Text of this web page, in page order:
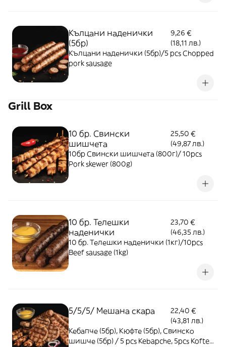
Кълцани наденички
(5бр)
9,26 €
(18,11 лв.)
Кълцани наденички (5бр)/5 pcs Chopped
pork sausage
Grill Box
10 бр. Свински
шишчета
25,50 €
(49,87 лв.)
10бр Свински шишчета (800г)/ 10pcs
Pork skewer (800g)
10 бр. Телешки
наденички
23,70 €
(46,35 лв.)
10 бр. Телешки наденички (1кг)/10pcs
Beef sausage (1kg)
5/5/5/ Мешана скара
22,40 €
(43,81 лв.)
Кебапче (5бр), Кюфте (5бр), Свинско
шишче (5бр) / 5 pcs Kebapche, 5pcs Kofte,